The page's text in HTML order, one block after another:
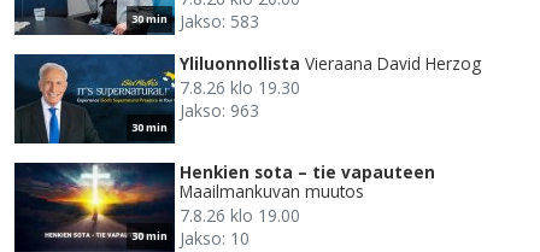
30 min
Jakso: 583
30 min
Yliluonnollista Vieraana David Herzog
7.8.26 klo 19.30
Jakso: 963
30 min
Henkien sota – tie vapauteen
Maailmankuvan muutos
7.8.26 klo 19.00
Jakso: 10